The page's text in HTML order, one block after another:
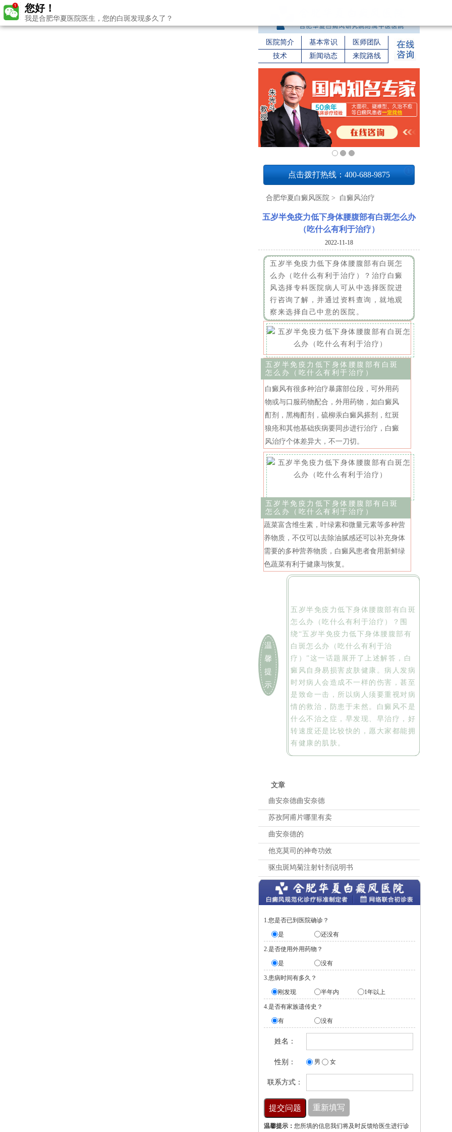
医院简介 基本常识
医师团队
技术
新闻动态 来院路线
点击拨打热线：400-688-9875
合肥华夏白癜风医院 > 白癜风治疗
五岁半免疫力低下身体腰腹部有白斑怎么办
（吃什么有利于治疗）
2022-11-18
五岁半免疫力低下身体腰腹部有白斑怎
么办（吃什么有利于治疗）？治疗白癜
风选择专科医院病人可从中选择医院进
行咨询了解，并通过资料查询，就地观
察来选择自己中意的医院。
五岁半免疫力低下身体腰腹部有白斑
怎么办（吃什么有利于治疗）
白癜风有很多种治疗暴露部位段，可外用药
物或与口服药物配合，外用药物，如白癜风
酊剂，黑梅酊剂，硫柳汞白癜风搽剂，红斑
狼疮和其他基础疾病要同步进行治疗，白癜
风治疗个体差异大，不一刀切。
五岁半免疫力低下身体腰腹部有白斑
怎么办（吃什么有利于治疗）
蔬菜富含维生素，叶绿素和微量元素等多种营
养物质，不仅可以去除油腻感还可以补充身体
需要的多种营养物质，白癜风患者食用新鲜绿
色蔬菜有利于健康与恢复。
温
馨
提
示
五岁半免疫力低下身体腰腹部有白斑
怎么办（吃什么有利于治疗）？围
绕“五岁半免疫力低下身体腰腹部有
白斑怎么办（吃什么有利于治
疗）”这一话题展开了上述解答，白
癜风自身易损害皮肤健康。病人发病
时对病人会造成不一样的伤害，甚至
是致命一击，所以病人须要重视对病
情的救治，防患于未然。白癜风不是
什么不治之症，早发现、早治疗，好
转速度还是比较快的，愿大家都能拥
有健康的肌肤。
文章
曲安奈德曲安奈德
苏孜阿甫片哪里有卖
曲安奈德的
他克莫司的神奇功效
驱虫斑鸠菊注射针剂说明书
1.您是否已到医院确诊？
是
还没有
2.是否使用外用药物？
是
没有
3.患病时间有多久？
刚发现
半年内 1年以上
4.是否有家族遗传史？
有
没有
姓名：
性别： 男 女
联系方式：
温馨提示： 您所填的信息我们将及时反馈给医生进行诊
您好！
我是合肥华夏医院医生，您的白斑发现多久了？